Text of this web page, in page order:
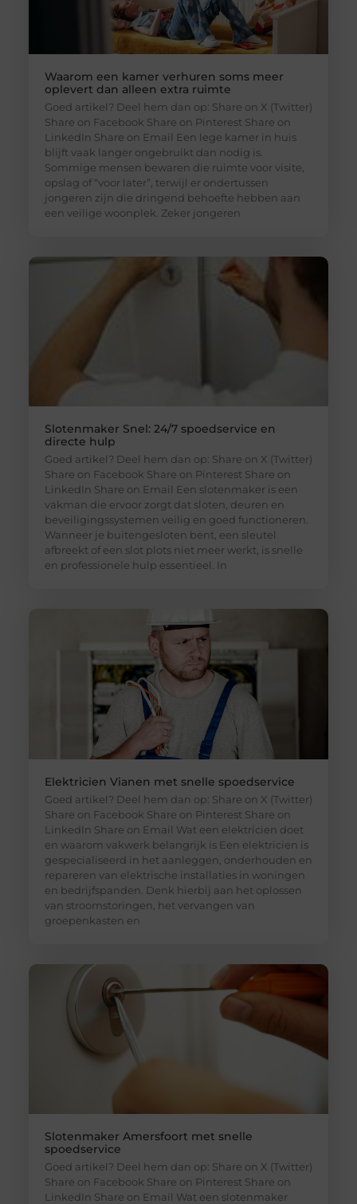
Waarom een kamer verhuren soms meer
oplevert dan alleen extra ruimte
Goed artikel? Deel hem dan op: Share on X (Twitter)
Share on Facebook Share on Pinterest Share on
LinkedIn Share on Email Een lege kamer in huis
blijft vaak langer ongebruikt dan nodig is.
Sommige mensen bewaren die ruimte voor visite,
opslag of “voor later”, terwijl er ondertussen
jongeren zijn die dringend behoefte hebben aan
een veilige woonplek. Zeker jongeren
Slotenmaker Snel: 24/7 spoedservice en
directe hulp
Goed artikel? Deel hem dan op: Share on X (Twitter)
Share on Facebook Share on Pinterest Share on
LinkedIn Share on Email Een slotenmaker is een
vakman die ervoor zorgt dat sloten, deuren en
beveiligingssystemen veilig en goed functioneren.
Wanneer je buitengesloten bent, een sleutel
afbreekt of een slot plots niet meer werkt, is snelle
en professionele hulp essentieel. In
Elektricien Vianen met snelle spoedservice
Goed artikel? Deel hem dan op: Share on X (Twitter)
Share on Facebook Share on Pinterest Share on
LinkedIn Share on Email Wat een elektricien doet
en waarom vakwerk belangrijk is Een elektricien is
gespecialiseerd in het aanleggen, onderhouden en
repareren van elektrische installaties in woningen
en bedrijfspanden. Denk hierbij aan het oplossen
van stroomstoringen, het vervangen van
groepenkasten en
Slotenmaker Amersfoort met snelle
spoedservice
Goed artikel? Deel hem dan op: Share on X (Twitter)
Share on Facebook Share on Pinterest Share on
LinkedIn Share on Email Wat een slotenmaker